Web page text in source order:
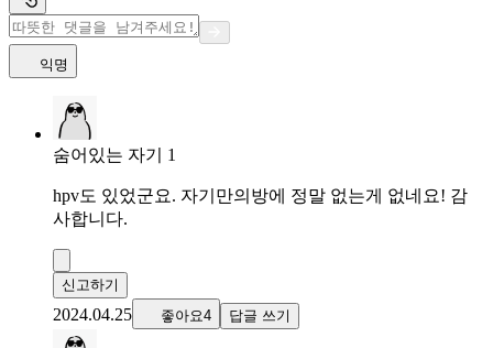
익명
숨어있는 자기 1
hpv도 있었군요. 자기만의방에 정말 없는게 없네요! 감
사합니다.
신고하기
2024.04.25 좋아요4 답글 쓰기